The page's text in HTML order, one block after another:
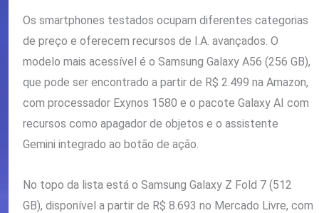
Os smartphones testados ocupam diferentes categorias
de preço e oferecem recursos de I.A. avançados. O
modelo mais acessível é o Samsung Galaxy A56 (256 GB),
que pode ser encontrado a partir de R$ 2.499 na Amazon,
com processador Exynos 1580 e o pacote Galaxy AI com
recursos como apagador de objetos e o assistente
Gemini integrado ao botão de ação.
No topo da lista está o Samsung Galaxy Z Fold 7 (512
GB), disponível a partir de R$ 8.693 no Mercado Livre, com